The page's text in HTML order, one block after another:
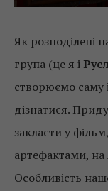
Як розподілені
група (це я і
створюємо
дізнатися.
закласти у
артефактами, на
Особливість